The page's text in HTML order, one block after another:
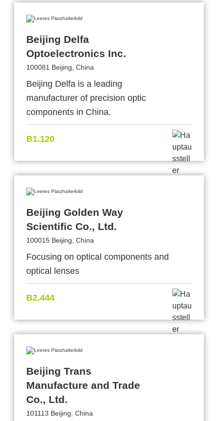
Beijing Delfa
Optoelectronics Inc.
100081 Beijing, China
Beijing Delfa is a leading
manufacturer of precision optic
components in China.
B1.120
Beijing Golden Way
Scientific Co., Ltd.
100015 Beijing, China
Focusing on optical components and
optical lenses
B2.444
Beijing Trans
Manufacture and Trade
Co., Ltd.
101113 Beijing, China